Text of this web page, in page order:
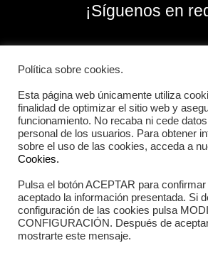
¡Síguenos en
2026 Iberian Sportech ©
reservados.
Política sobre cookies.
Esta página web únicamente utiliza
finalidad de optimizar el sitio web y
funcionamiento. No recaba ni cede
personal de los usuarios. Para obtener
sobre el uso de las cookies, acceda a
Cookies.
Pulsa el botón ACEPTAR para
aceptado la información presentada. Si
configuración de las cookies pulsa
CONFIGURACIÓN. Después de
mostrarte este mensaje.